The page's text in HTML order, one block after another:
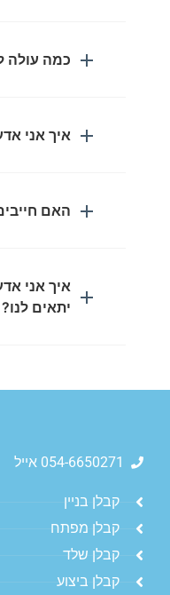
כמה עולה
איך אני
האם
איך אני
יתאים לנו?
054-6650271 אייל
קבלן בניין
קבלן מפתח
קבלן שלד
קבלן ביצוע